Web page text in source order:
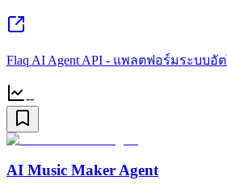
Flaq AI Agent API - แพลตฟอร์มระบบ
--
AI Music Maker Agent